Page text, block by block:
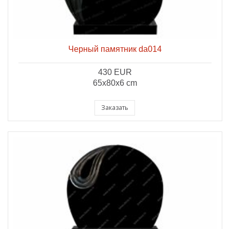
Черный памятник da014
430 EUR
65x80x6 cm
Заказать